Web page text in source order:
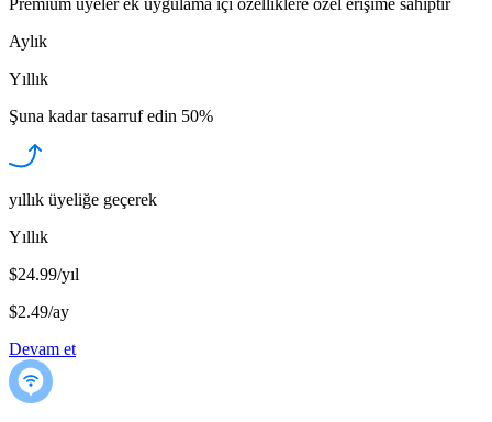
Premium üyeler ek uygulama içi özelliklere özel erişime sahiptir
Aylık
Yıllık
Şuna kadar tasarruf edin 50%
yıllık üyeliğe geçerek
Yıllık
$24.99/yıl
$2.49/ay
Devam et